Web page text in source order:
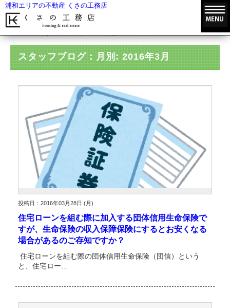
浦和エリアの不動産 くさの工務店
スタッフブログ：月別: 2016年3月
投稿日：2016年03月28日 (月)
住宅ローンを組む際に加入する団体信用生命保険で
すが、生命保険の収入保障保険にするとお安くなる
場合があるのご存知ですか？
住宅ローンを組む際の団体信用生命保険（団信）という
と、住宅ロー…